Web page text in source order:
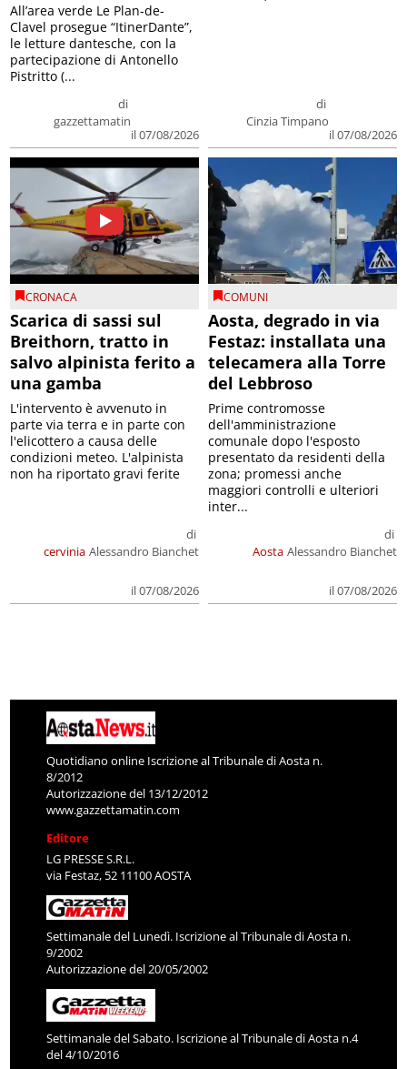
di
gazzettamatin
il 07/08/2026
All’area verde Le Plan-de-
Clavel prosegue “ItinerDante”,
le letture dantesche, con la
partecipazione di Antonello
Pistritto (...
di
Cinzia Timpano
il 07/08/2026
CRONACA
Scarica di sassi sul
Breithorn, tratto in
salvo alpinista ferito a
una gamba
cervinia
di
Alessandro Bianchet
il 07/08/2026
L'intervento è avvenuto in
parte via terra e in parte con
l'elicottero a causa delle
condizioni meteo. L'alpinista
non ha riportato gravi ferite
COMUNI
Aosta, degrado in via
Festaz: installata una
telecamera alla Torre
del Lebbroso
Aosta
di
Alessandro Bianchet
il 07/08/2026
Prime contromosse
dell'amministrazione
comunale dopo l'esposto
presentato da residenti della
zona; promessi anche
maggiori controlli e ulteriori
inter...
Quotidiano online Iscrizione al Tribunale di Aosta n.
8/2012
Autorizzazione del 13/12/2012
www.gazzettamatin.com
Editore
LG PRESSE S.R.L.
via Festaz, 52 11100 AOSTA
Settimanale del Lunedì. Iscrizione al Tribunale di Aosta n.
9/2002
Autorizzazione del 20/05/2002
Settimanale del Sabato. Iscrizione al Tribunale di Aosta n.4
del 4/10/2016